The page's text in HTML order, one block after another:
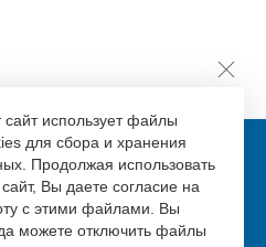
сайт использует файлы
для сбора и хранения
Продолжая использовать
сайт, Вы даете согласие на
с этими файлами. Вы
можете отключить файлы